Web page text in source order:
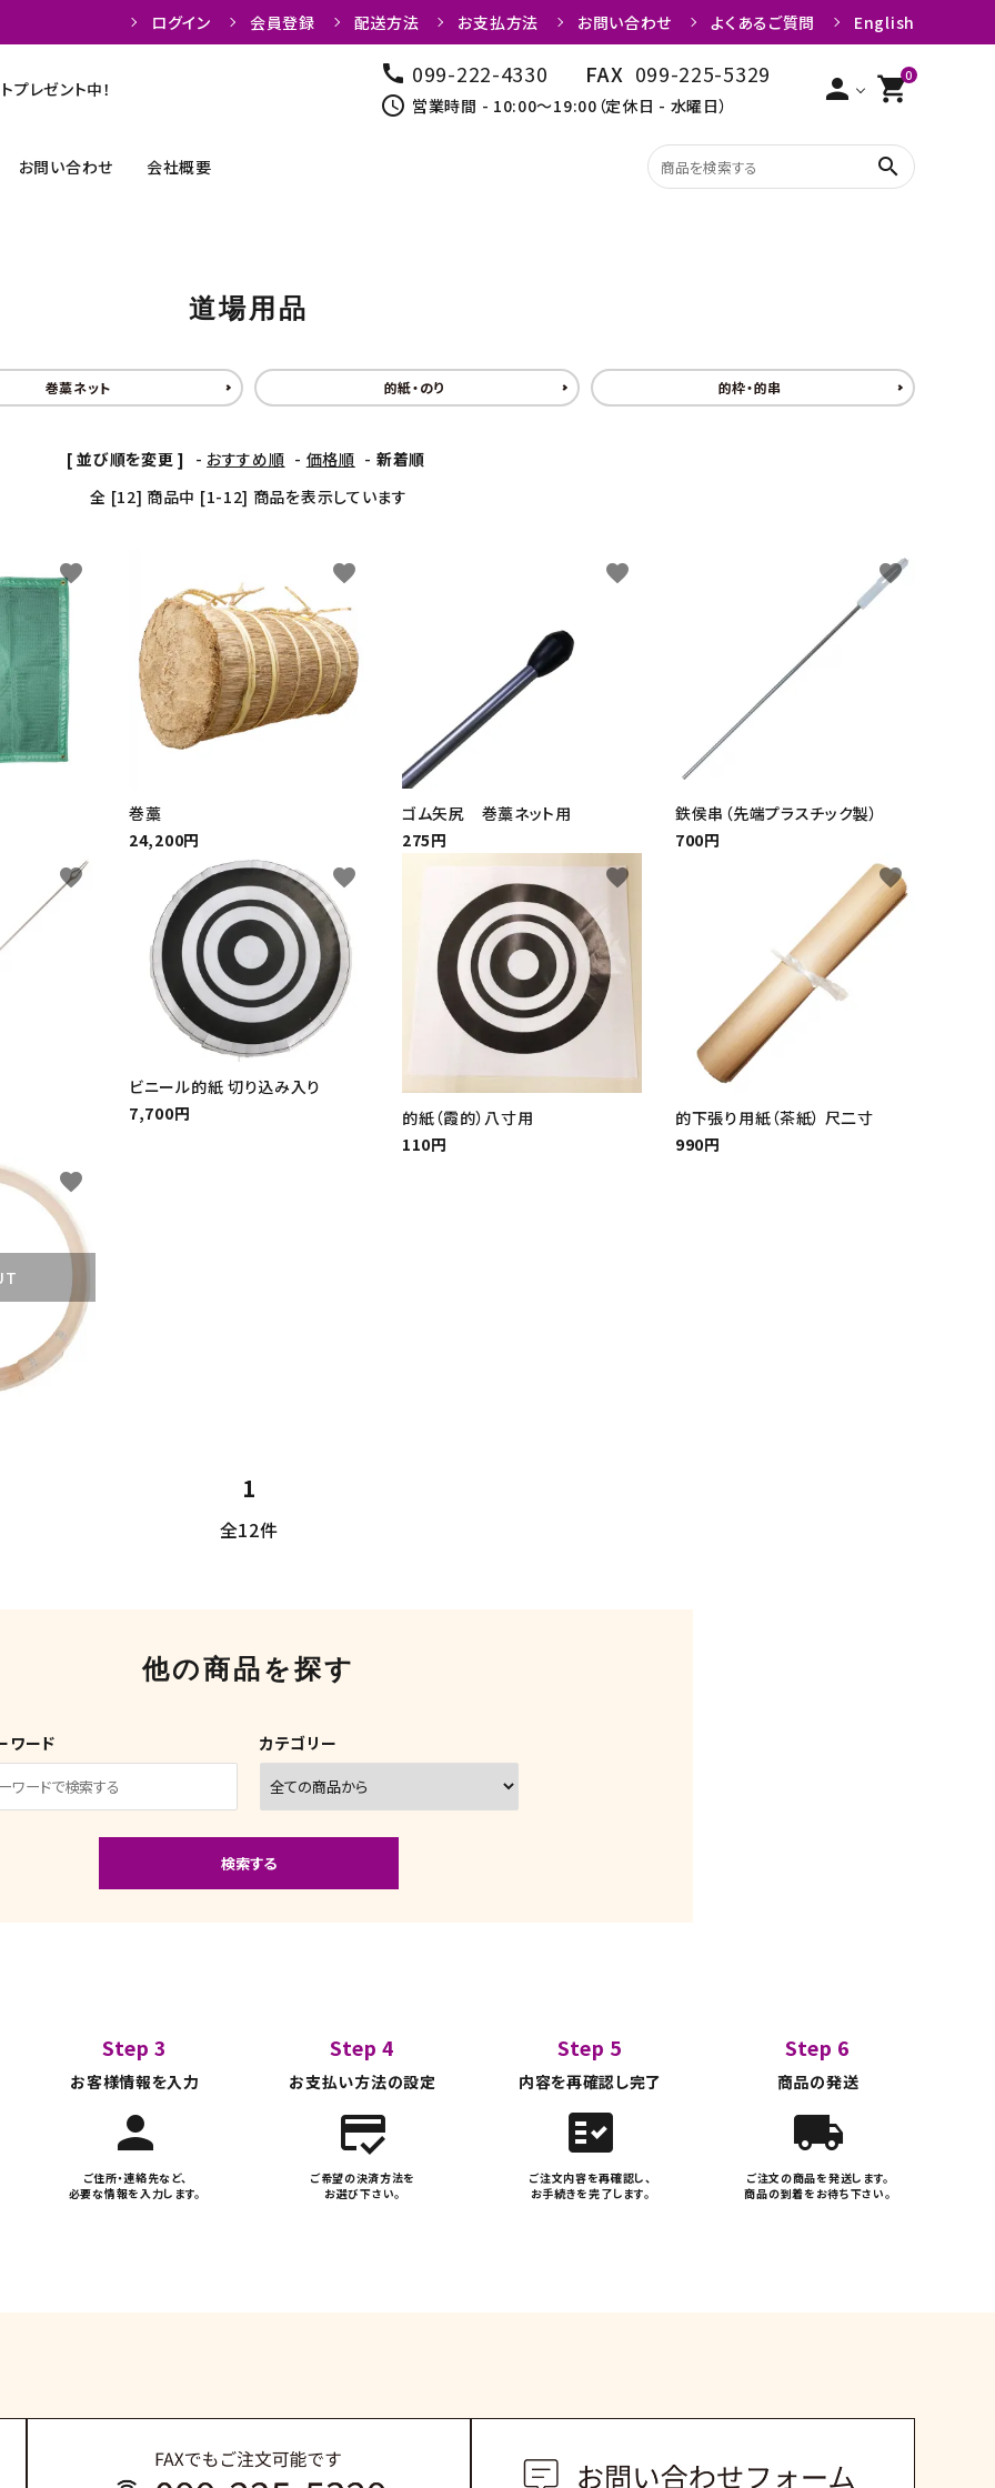
ログイン 会員登録 配送方法 お支払方法 お問い合わせ よくあるご質問 English
レゼント中！
call 099-222-4330 FAX 099-225-5329
schedule 営業時間 - 10:00～19:00（定休日 - 水曜日） person 0
shopping_cart
道場用品 書籍 限定品
お問い合わせ 会社概要 search
道場用品
巻藁ネット 的紙・のり 的枠・的串
[ 並び順を変更 ] - おすすめ順 - 価格順 - 新着順
全 [12] 商品中 [1-12] 商品を表示しています
favorite
巻藁
24,200円
favorite
ゴム矢尻 巻藁ネット用
275円
favorite
鉄侯串（先端プラスチック製）
700円
favorite
favorite
ビニール的紙 切り込み入り
7,700円
favorite
的紙（霞的）八寸用
110円
favorite
的下張り用紙（茶紙） 尺二寸
990円
favorite
favorite
1
全12件
他の商品を探す
ワード カテゴリー
検索する
Step 3
お客様情報を入力
person
ご住所・連絡先など、
必要な情報を入力します。
Step 4
お支払い方法の設定
credit_score
ご希望の決済方法を
お選び下さい。
Step 5
内容を再確認し完了
fact_check
ご注文内容を再確認し、
お手続きを完了します。
Step 6
商品の発送
local_shipping
ご注文の商品を発送します。
商品の到着をお待ち下さい。